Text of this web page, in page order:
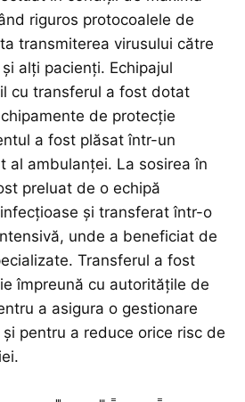
riguros protocoalele de
transmiterea virusului către
alți pacienți. Echipajul
cu transferul a fost dotat
de protecție
a fost plăsat într-un
al ambulanței. La sosirea în
preluat de o echipă
și transferat într-o
unde a beneficiat de
Transferul a fost
împreună cu autoritățile de
a asigura o gestionare
pentru a reduce orice risc de